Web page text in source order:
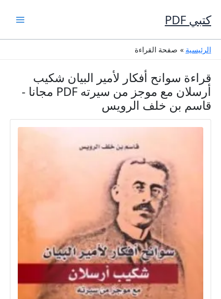
إلى
المحتوى
كتبي PDF
الرئيسية صفحة القراءة
قراءة سوانح أفكار لأمير البيان شكيب
أرسلان مع موجز من سيرته PDF مجانا -
قاسم بن خلف الرويس